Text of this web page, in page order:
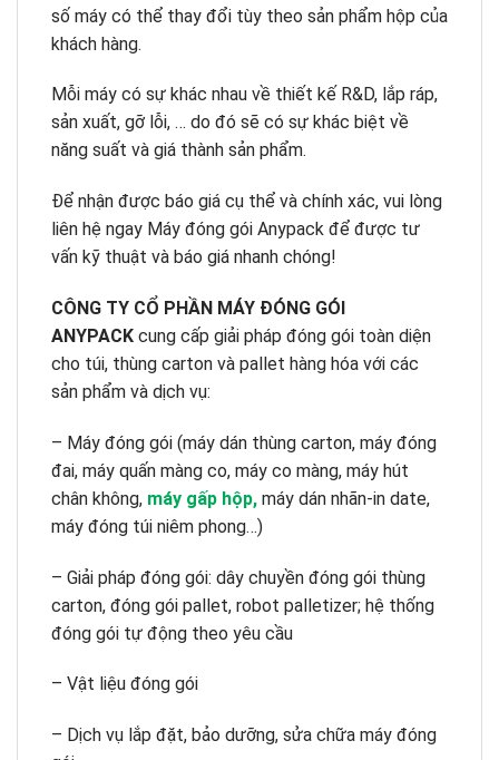
số máy có thể thay đổi tùy theo sản phẩm hộp của
khách hàng.
Mỗi máy có sự khác nhau về thiết kế R&D, lắp ráp,
sản xuất, gỡ lỗi, … do đó sẽ có sự khác biệt về
năng suất và giá thành sản phẩm.
Để nhận được báo giá cụ thể và chính xác, vui lòng
liên hệ ngay Máy đóng gói Anypack để được tư
vấn kỹ thuật và báo giá nhanh chóng!
CÔNG TY CỔ PHẦN MÁY ĐÓNG GÓI
ANYPACK cung cấp giải pháp đóng gói toàn diện
cho túi, thùng carton và pallet hàng hóa với các
sản phẩm và dịch vụ:
– Máy đóng gói (máy dán thùng carton, máy đóng
đai, máy quấn màng co, máy co màng, máy hút
chân không, máy gấp hộp, máy dán nhãn-in date,
máy đóng túi niêm phong…)
– Giải pháp đóng gói: dây chuyền đóng gói thùng
carton, đóng gói pallet, robot palletizer; hệ thống
đóng gói tự động theo yêu cầu
– Vật liệu đóng gói
– Dịch vụ lắp đặt, bảo dưỡng, sửa chữa máy đóng